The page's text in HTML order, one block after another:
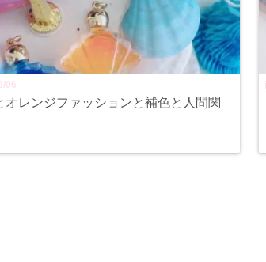
06
オレンジファッションと補色と人間関